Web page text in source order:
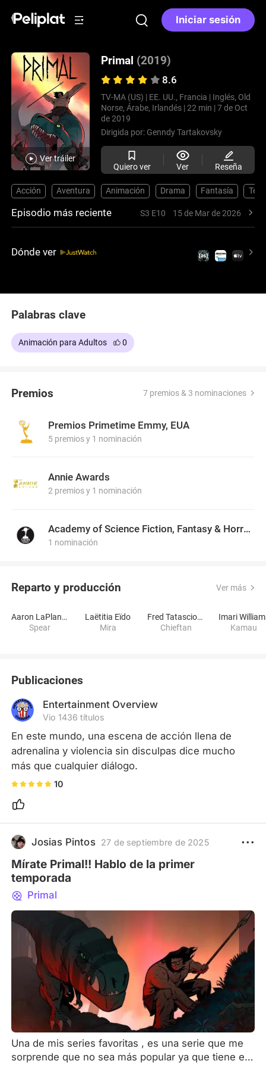
Iniciar sesión
Ver tráiler
Primal (2019)
8.6
TV-MA (US) | EE. UU., Francia | Inglés, Old
Norse, Árabe, Irlandés | 22 min | 7 de Oct
de 2019
Dirigida por: Genndy Tartakovsky
Quiero ver Ver Reseña
Acción Aventura Animación Drama Fantasía
Episodio más reciente S3 E10 15 de Mar de 2026
Dónde ver
Palabras clave
Animación para Adultos 0
Premios 7 premios & 3 nominaciones
Premios Primetime Emmy, EUA
5 premios y 1 nominación
Annie Awards
2 premios y 1 nominación
Academy of Science Fiction, Fantasy & Horror Films, USA
1 nominación
Reparto y producción Ver más
Aaron LaPlante
Spear
Laëtitia Eïdo
Mira
Fred Tatasciore
Chieftan
Imari
Kamau
Publicaciones
Entertainment Overview
Vio 1436 títulos
En este mundo, una escena de acción llena de
adrenalina y violencia sin disculpas dice mucho
más que cualquier diálogo.
10
Josias Pintos 27 de septiembre de 2025
Mírate Primal!! Hablo de la primer
temporada
Primal
Una de mis series favoritas , es una serie que me
sorprende que no sea más popular ya que tiene el